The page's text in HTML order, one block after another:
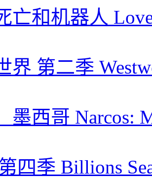
亡和机器人
界 第二季
墨西哥 Narcos:
四季 Billions